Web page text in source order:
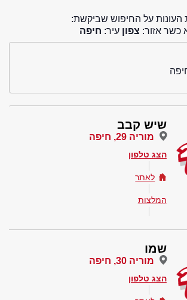
העונות על החיפוש שביקשת:
כשר אזור: צפון עיר: חיפה
שיש קבב
מוריה 29, חיפה
הצג טלפון
לאתר
המלצות
שמו
מוריה 30, חיפה
הצג טלפון